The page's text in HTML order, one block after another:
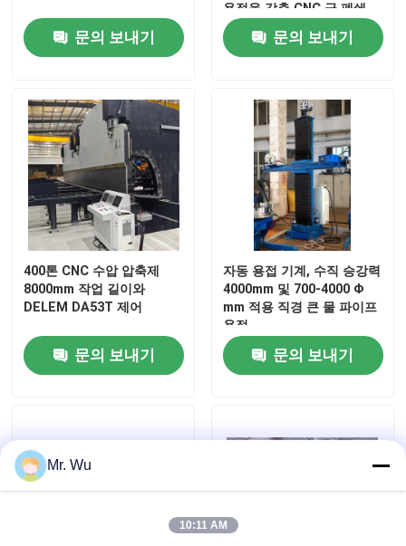
Highmast와 monopole 솔기 용접 기계
테이퍼 절단기
기계를 형성하는 난간 목록
유압 깎는 기계
샷 가공 기계
레이저 커팅 머신
막대기 교정기
문의 보내기
용접을 갖춘 CNC 극 폐쇄
용접 기계
문의 보내기
400톤 CNC 수압 압축제
8000mm 작업 길이와
DELEM DA53T 제어
문의 보내기
자동 용접 기계, 수직 승강력
4000mm 및 700-4000 Φ
mm 적용 직경 큰 물 파이프
용접
문의 보내기
Mr. Wu
10:11 AM